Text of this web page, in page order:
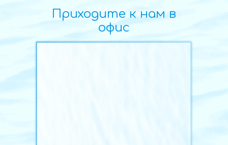
Приходите к нам в
офис